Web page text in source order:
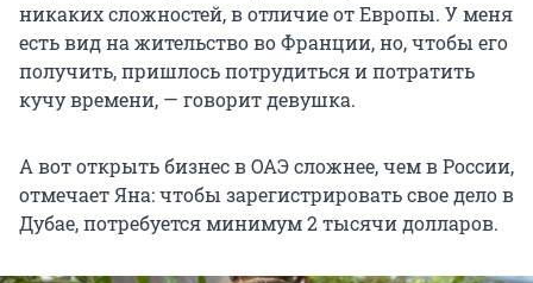
никаких сложностей, в отличие от Европы. У меня
есть вид на жительство во Франции, но, чтобы его
получить, пришлось потрудиться и потратить
кучу времени, — говорит девушка.
А вот открыть бизнес в ОАЭ сложнее, чем в России,
отмечает Яна: чтобы зарегистрировать свое дело в
Дубае, потребуется минимум 2 тысячи долларов.